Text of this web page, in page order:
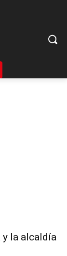
y la alcaldía